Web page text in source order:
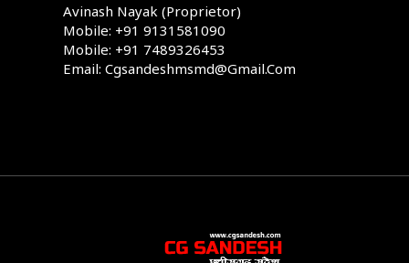
Avinash Nayak (Proprietor)
Mobile: +91 9131581090
Mobile: +91 7489326453
Email: Cgsandeshmsmd@gmail.com